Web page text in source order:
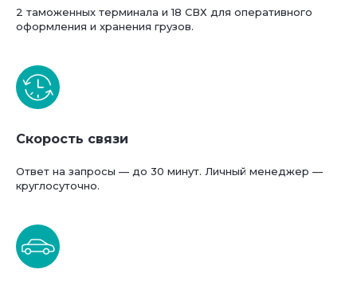
2 таможенных терминала и 18 СВХ для оперативного
оформления и хранения грузов.
Скорость связи
Ответ на запросы — до 30 минут. Личный менеджер —
круглосуточно.